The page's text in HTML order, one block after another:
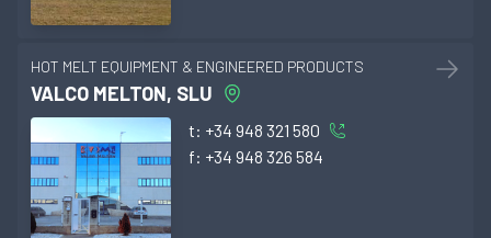
HOT MELT EQUIPMENT & ENGINEERED PRODUCTS
VALCO MELTON, SLU
t: +34 948 321 580
f: +34 948 326 584